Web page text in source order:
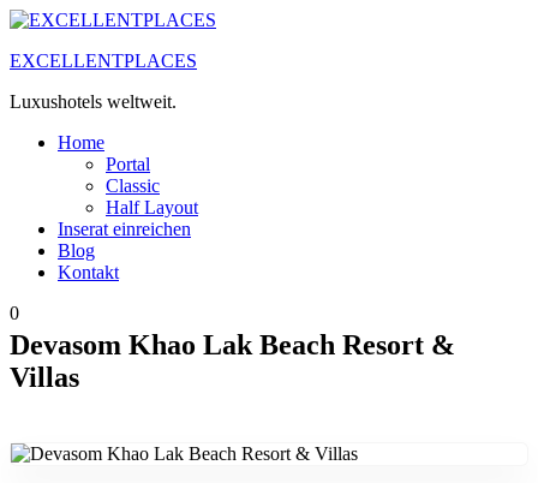
Zum
springen
EXCELLENTPLACES
Luxushotels weltweit.
Home
Portal
Classic
Half Layout
Inserat einreichen
Blog
Kontakt
0
Devasom Khao Lak Beach Resort &
Villas